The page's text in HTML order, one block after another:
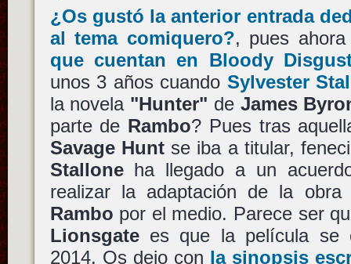
¿Os gustó la anterior entrada
al tema comiquero?, pues ahora
que cuentan en Bloody
unos 3 años cuando Sylvester
la novela "Hunter" de James
parte de Rambo? Pues tras
Savage Huntse iba a titular,
Stalloneha llegado a un
realizar la adaptación de la
Rambo por el medio. Parece ser
Lionsgatees que la película se
2014. Os dejo con la sinopsis